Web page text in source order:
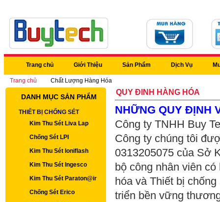
Trang chủ Giới Thiệu Sản Phẩm Dịch Vụ
Trang chủ Chất Lượng Hàng Hóa
DANH MỤC SẢN PHẨM
THIẾT BỊ CHỐNG SÉT
Kim Thu Sét Liva Lap
Chống Sét LPI
Kim Thu Sét Ioniflash
Kim Thu Sét Ingesco
Kim Thu Sét Paraton@ir
Chống Sét Erico
QUY ĐINH HÀNG HÓA
NHỮNG QUY ĐỊNH
Công ty TNHH Buy
Công ty chúng tôi
0313205075 của Sở
bộ công nhân viên
hóa và Thiết bị
triển bền vững